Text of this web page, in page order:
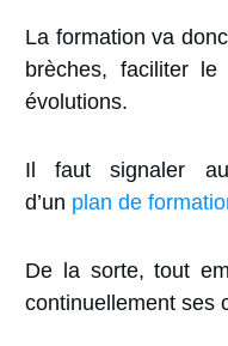
La formation va
brèches, faciliter
évolutions.
Il faut signaler au
d’un plan de
De la sorte, tout
continuellement ses